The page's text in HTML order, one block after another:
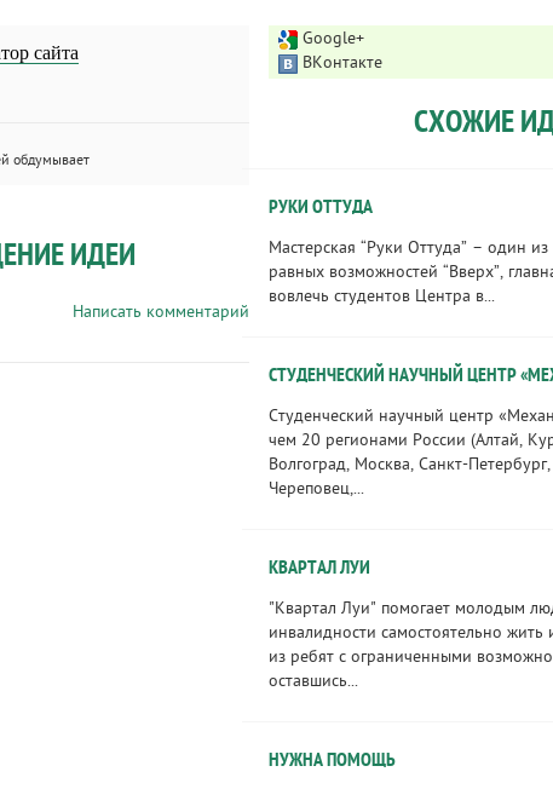
сайта
обдумывает
ИДЕИ
Написать комментарий
Google+
ВКонтакте
СХОЖИЕ
РУКИ ОТТУДА
Мастерская “Руки Оттуда” – один
равных возможностей “Вверх”,
вовлечь студентов Центра в...
СТУДЕНЧЕСКИЙ НАУЧНЫЙ ЦЕНТР
Студенческий научный центр
чем 20 регионами России (Алтай,
Волгоград, Москва, Санкт-
Череповец,...
КВАРТАЛ ЛУИ
"Квартал Луи" помогает молодым
инвалидности самостоятельно жить
из ребят с ограниченными
оставшись...
НУЖНА ПОМОЩЬ